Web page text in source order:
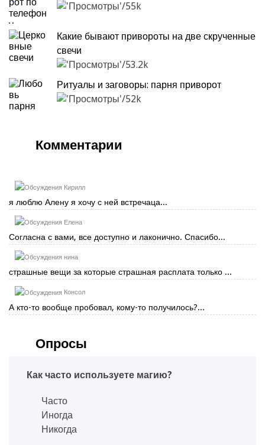
55k
Какие бывают привороты на две скрученные
свечи
53.2k
Ритуалы и заговоры: парня приворот
52k
Комментарии
Кирилл
я люблю Алену я хочу с ней встречаца...
Елена
Согласна с вами, все доступно и лаконично. Спасибо...
нина
страшные вещи за которые страшная расплата только ...
Консол
А кто-то вообще пробовал, кому-то получилось?...
Опросы
Как часто используете магию?
Часто
Иногда
Никогда